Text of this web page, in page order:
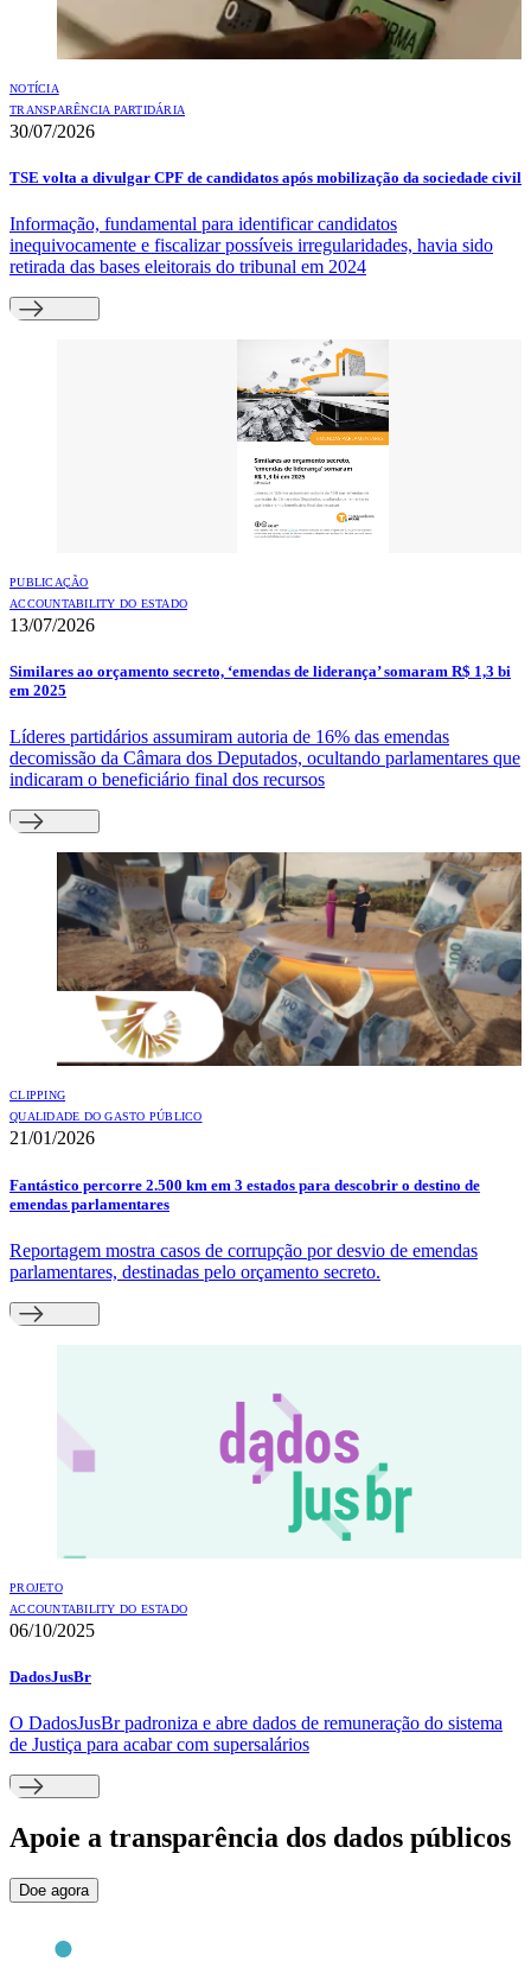
NOTÍCIA
TRANSPARÊNCIA PARTIDÁRIA
30/07/2026
TSE volta a divulgar CPF de candidatos após mobilização da sociedade civil
Informação, fundamental para identificar candidatos
inequivocamente e fiscalizar possíveis irregularidades, havia sido
retirada das bases eleitorais do tribunal em 2024
PUBLICAÇÃO
ACCOUNTABILITY DO ESTADO
13/07/2026
Similares ao orçamento secreto, ‘emendas de liderança’ somaram R$ 1,3 bi
em 2025
Líderes partidários assumiram autoria de 16% das emendas
decomissão da Câmara dos Deputados, ocultando parlamentares que
indicaram o beneficiário final dos recursos
CLIPPING
QUALIDADE DO GASTO PÚBLICO
21/01/2026
Fantástico percorre 2.500 km em 3 estados para descobrir o destino de
emendas parlamentares
Reportagem mostra casos de corrupção por desvio de emendas
parlamentares, destinadas pelo orçamento secreto.
PROJETO
ACCOUNTABILITY DO ESTADO
06/10/2025
DadosJusBr
O DadosJusBr padroniza e abre dados de remuneração do sistema
de Justiça para acabar com supersalários
Apoie a transparência dos dados públicos
Doe agora